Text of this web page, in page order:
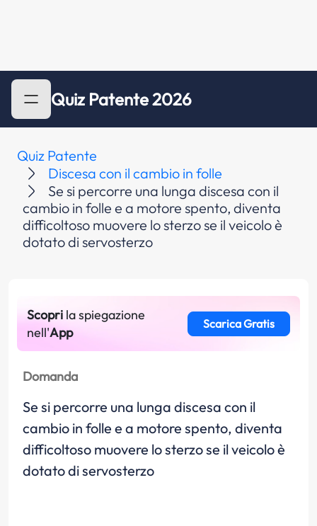
Quiz Patente 2026
Quiz Patente
Discesa con il cambio in folle
Se si percorre una lunga discesa con il
cambio in folle e a motore spento, diventa
difficoltoso muovere lo sterzo se il veicolo è
dotato di servosterzo
Scopri la spiegazione
nell'App
Scarica Gratis
Domanda
Se si percorre una lunga discesa con il
cambio in folle e a motore spento, diventa
difficoltoso muovere lo sterzo se il veicolo è
dotato di servosterzo